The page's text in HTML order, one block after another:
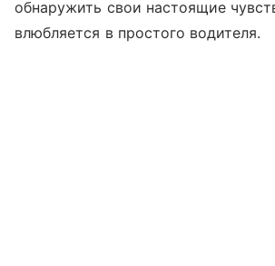
обнаружить свои настоящие
влюбляется в простого водителя.